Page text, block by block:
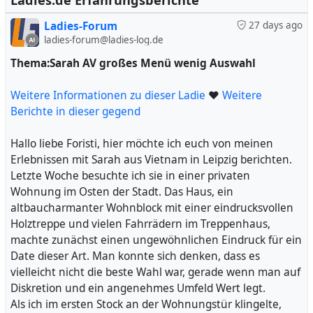
verraten und mir bei meiner Entdeckungsreise behilflich
sein.
#Chefin#Damen#Doggy_Stil#Dame# Mittwoch
#darstellen#Heidi#Erfahrungen
sein, und nach einer kurzen, aber freundlichen
Begrüßung machten wir uns auf den Weg zu ihrem
Zimmer. Alexa war eine perfekte Gastgeberin, sie sorgte
dafür, dass ich mich wohlfühlte und sorgte für alle
und eines wohlriechenden Tuches. Duschen war der
erste Schritt, und bereits dort spürte ich die Leidenschaft,
Ihre Küsse waren intensiv und voller Hingabe, eine
wahre Freude. Ihre Haut, duftend und weich, war eine
Einladung, sie zu berühren und zu erkunden. Wir
verbrachten eine wundervolle Dreiviertelstunde, in der
wir uns gegenseitig verwöhnten und die Nähe genossen.
Die Sprachbarriere existierte nicht, und ihre
Französischkenntnisse erleichterten die Kommunikation
und steigerten die Erotik.
Alexa ist eine wahre Genussfrau, die es liebt, verwöhnt
zu werden, und diese Erfahrung war für mich eine
Freude. Nach unserer intimen Zeit plauderten wir
27 days ago
Ladies-Forum
ladies-forum@ladies-log.de
Thema:Sarah AV großes Menü wenig Auswahl
Weitere Informationen zu dieser Ladie ❤ Weitere
Berichte in dieser gegend
Hallo liebe Foristi, hier möchte ich euch von meinen
Erlebnissen mit Sarah aus Vietnam in Leipzig berichten.
Letzte Woche besuchte ich sie in einer privaten
Wohnung im Osten der Stadt. Das Haus, ein
altbaucharmanter Wohnblock mit einer eindrucksvollen
Holztreppe und vielen Fahrrädern im Treppenhaus,
machte zunächst einen ungewöhnlichen Eindruck für ein
Date dieser Art. Man konnte sich denken, dass es
vielleicht nicht die beste Wahl war, gerade wenn man auf
Diskretion und ein angenehmes Umfeld Wert legt.
Als ich im ersten Stock an der Wohnungstür klingelte,